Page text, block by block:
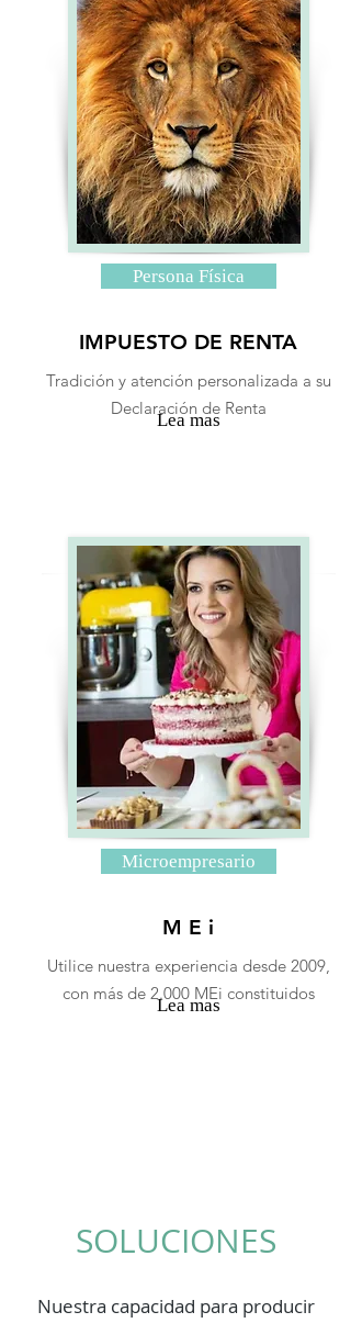
Persona Física
IMPUESTO DE RENTA
Tradición y atención personalizada a su
Declaración de Renta
Lea mas
Microempresario
M E i
Utilice nuestra experiencia desde 2009,
con más de 2.000 MEi constituidos
Lea mas
SOLUCIONES
Nuestra capacidad para producir